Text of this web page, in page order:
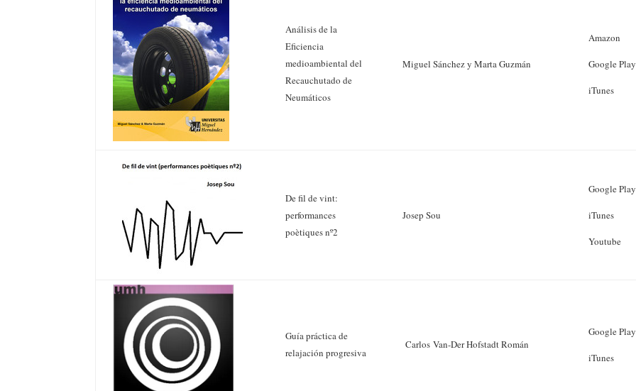
Análisis de la
Eficiencia
medioambiental del
Recauchutado de
Neumáticos
Miguel Sánchez y Marta Guzmán
Amazon
Google Play
iTunes
De fil de vint:
performances
poètiques nº2
Josep Sou
Google Play
iTunes
Youtube
Guía práctica de
relajación progresiva
Carlos Van-Der Hofstadt Román
Google Play
iTunes